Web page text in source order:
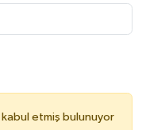
kabul etmiş bulunuyor